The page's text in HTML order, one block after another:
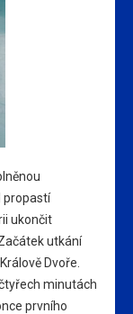
propastí
ukončit
utkání
Dvoře.
minutách
prvního